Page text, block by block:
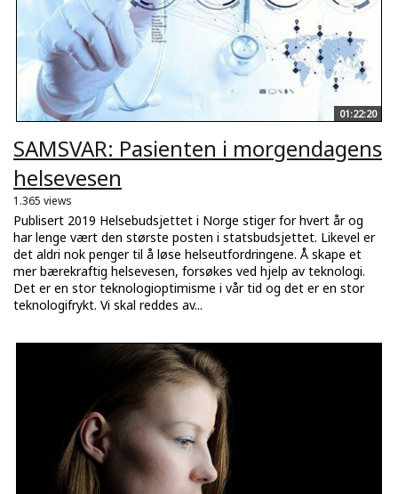
01:22:20
SAMSVAR: Pasienten i morgendagens
helsevesen
1.365 views
Publisert 2019 Helsebudsjettet i Norge stiger for hvert år og
har lenge vært den største posten i statsbudsjettet. Likevel er
det aldri nok penger til å løse helseutfordringene. Å skape et
mer bærekraftig helsevesen, forsøkes ved hjelp av teknologi.
Det er en stor teknologioptimisme i vår tid og det er en stor
teknologifrykt. Vi skal reddes av...